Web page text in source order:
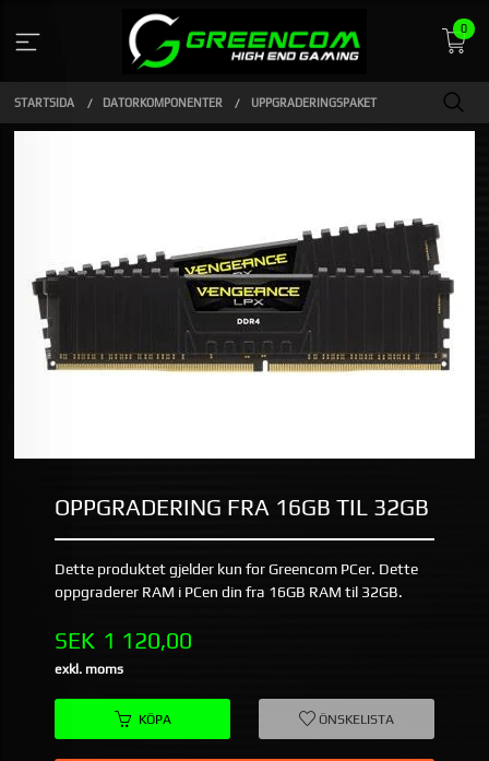
innehåll
0
STARTSIDA DATORKOMPONENTER UPPGRADERINGSPAKET
OPPGRADERING FRA 16GB TIL 32GB
Dette produktet gjelder kun for Greencom PCer. Dette
oppgraderer RAM i PCen din fra 16GB RAM til 32GB.
Pris
SEK 1 120,00
exkl. moms
KÖPA ÖNSKELISTA